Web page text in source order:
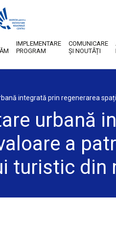
IMPLEMENTARE
PROGRAM
COMUNICARE
ȘI NOUTĂȚI
integrată prin regenerarea
urbană
a
turistic din